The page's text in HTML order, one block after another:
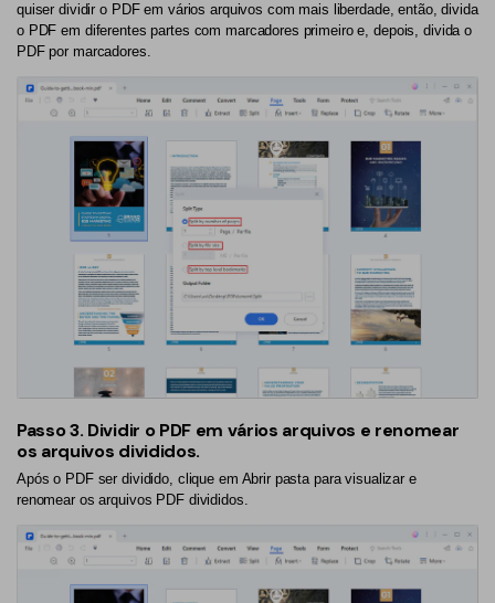
quiser dividir o PDF em vários arquivos com mais liberdade, então, divida
o PDF em diferentes partes com marcadores primeiro e, depois, divida o
PDF por marcadores.
Passo 3. Dividir o PDF em vários arquivos e renomear
os arquivos divididos.
Após o PDF ser dividido, clique em Abrir pasta para visualizar e
renomear os arquivos PDF divididos.